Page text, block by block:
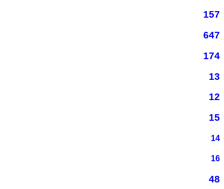
157
647
174
13
12
15
14
16
48